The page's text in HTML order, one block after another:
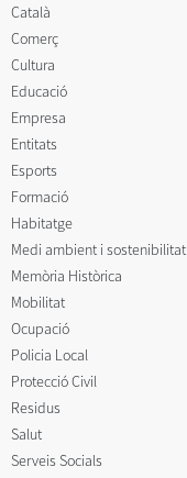
Català
Comerç
Cultura
Educació
Empresa
Entitats
Esports
Formació
Habitatge
Medi ambient i sostenibilitat
Memòria Històrica
Mobilitat
Ocupació
Policia Local
Protecció Civil
Residus
Salut
Serveis Socials